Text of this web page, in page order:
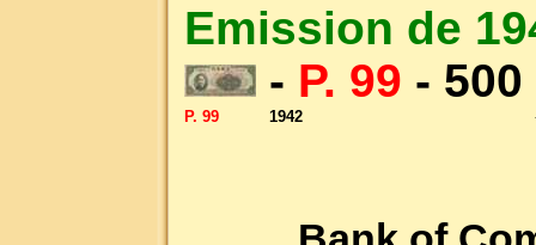
Emission de
- P. 99 -
P. 99 1942